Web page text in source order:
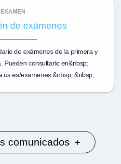
EXAMEN
de exámenes
de exámenes de la primera y
Pueden consultarlo en&nbsp;
https://geografiaehistoria.us.es/examenes &nbsp; &nbsp;
comunicados +